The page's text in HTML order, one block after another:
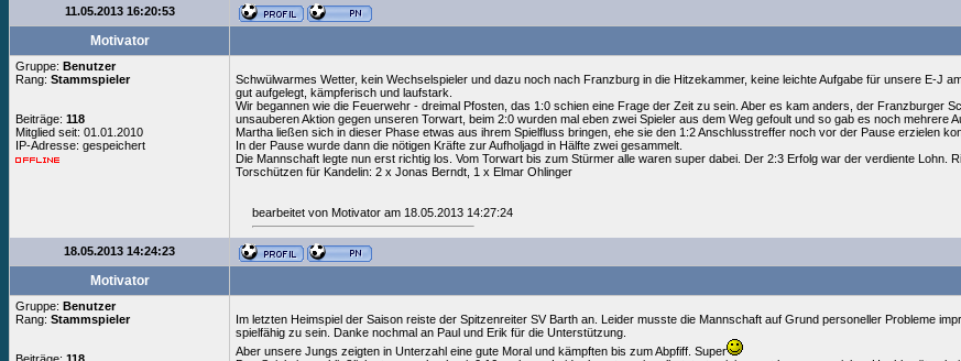
11.05.2013 16:20:53
Motivator
Gruppe: Benutzer
Rang: Stammspieler
Beiträge: 118
Mitglied seit: 01.01.2010
IP-Adresse: gespeichert
Schwülwarmes Wetter, kein Wechselspieler und dazu noch nach Franzburg in die Hitzekammer, keine leichte Aufgabe für unsere E-J
gut aufgelegt, kämpferisch und laufstark.
Wir begannen wie die Feuerwehr - dreimal Pfosten, das 1:0 schien eine Frage der Zeit zu sein. Aber es kam anders, der Franzburger
unsauberen Aktion gegen unseren Torwart, beim 2:0 wurden mal eben zwei Spieler aus dem Weg gefoult und so gab es noch
Martha ließen sich in dieser Phase etwas aus ihrem Spielfluss bringen, ehe sie den 1:2 Anschlusstreffer noch vor der Pause erzielen
In der Pause wurde dann die nötigen Kräfte zur Aufholjagd in Hälfte zwei gesammelt.
Die Mannschaft legte nun erst richtig los. Vom Torwart bis zum Stürmer alle waren super dabei. Der 2:3 Erfolg war der verdiente Lohn.
Torschützen für Kandelin: 2 x Jonas Berndt, 1 x Elmar Ohlinger
bearbeitet von Motivator am 18.05.2013 14:27:24
18.05.2013 14:24:23
Motivator
Gruppe: Benutzer
Rang: Stammspieler
Im letzten Heimspiel der Saison reiste der Spitzenreiter SV Barth an. Leider musste die Mannschaft auf Grund personeller Probleme
spielfähig zu sein. Danke nochmal an Paul und Erik für die Unterstützung.
Aber unsere Jungs zeigten in Unterzahl eine gute Moral und kämpften bis zum Abpfiff. Super